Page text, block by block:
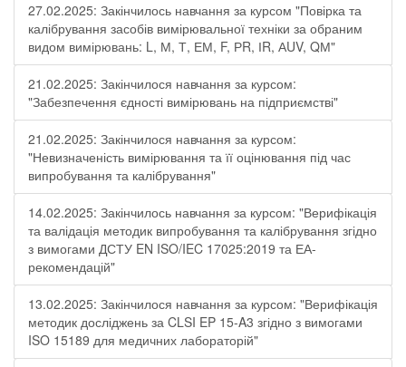
27.02.2025: Закінчилось навчання за курсом "Повірка та
калібрування засобів вимірювальної техніки за обраним
видом вимірювань: L, М, Т, ЕМ, F, РR, ІR, АUV, QМ"
21.02.2025: Закінчилося навчання за курсом:
"Забезпечення єдності вимірювань на підприємстві"
21.02.2025: Закінчилося навчання за курсом:
"Невизначеність вимірювання та її оцінювання під час
випробування та калібрування"
14.02.2025: Закінчилось навчання за курсом: "Верифікація
та валідація методик випробування та калібрування згідно
з вимогами ДСТУ EN ISO/IEC 17025:2019 та ЕА-
рекомендацій"
13.02.2025: Закінчилося навчання за курсом: "Верифікація
методик досліджень за CLSI EP 15-A3 згідно з вимогами
ISO 15189 для медичних лабораторій"